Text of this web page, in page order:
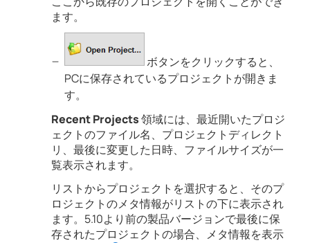
ます。
ボタンをクリックすると、
PCに保存されているプロジェクトが開きま
す。
Recent Projects領域には、最近開いたプロジ
ェクトのファイル名、プロジェクトディレクト
リ、最後に変更した日時、ファイルサイズが一
覧表示されます。
リストからプロジェクトを選択すると、そのプ
ロジェクトのメタ情報がリストの下に表示され
ます。5.10より前の製品バージョンで最後に保
存されたプロジェクトの場合、メタ情報を表示